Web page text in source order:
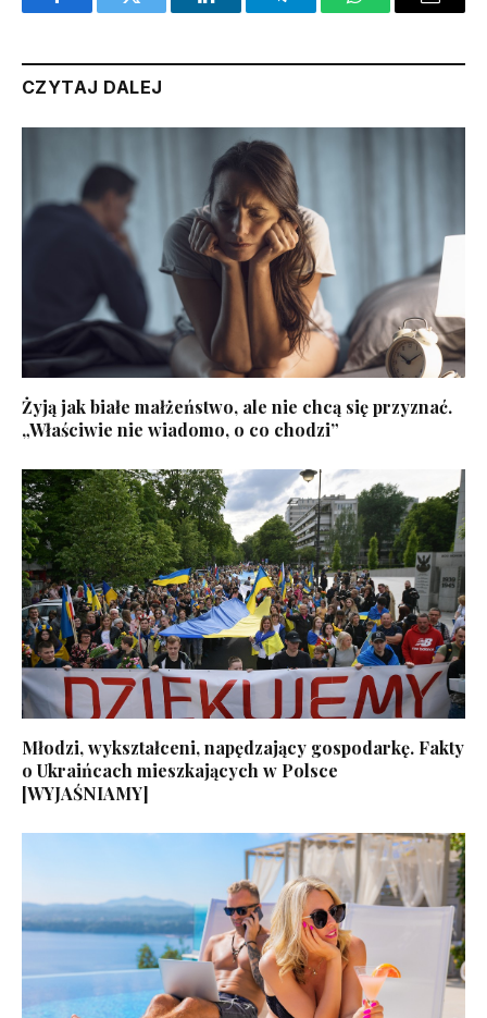
FacebookTwitter LinkedInTelegramWhatsAppEmail
CZYTAJ DALEJ
Żyją jak białe małżeństwo, ale nie chcą się przyznać.
„Właściwie nie wiadomo, o co chodzi”
Młodzi, wykształceni, napędzający gospodarkę. Fakty
o Ukraińcach mieszkających w Polsce
[WYJAŚNIAMY]